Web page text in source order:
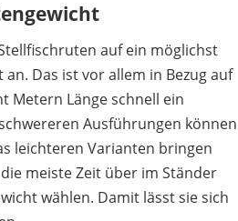
auf ein möglichst
Das ist vor allem in Bezug auf
Metern Länge schnell ein
Ausführungen können
leichteren Varianten bringen
meiste Zeit über im Ständer
wählen. Damit lässt sie sich